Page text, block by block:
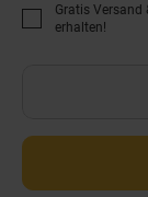
Promotion
Gratis Versand
erhalten!